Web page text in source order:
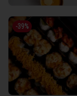
-39%